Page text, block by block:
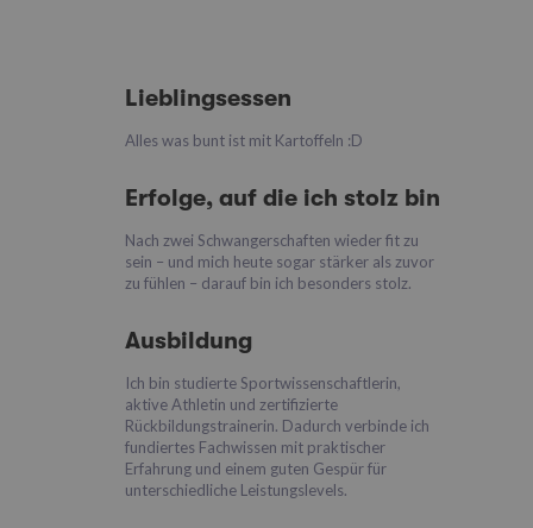
Lieblingsessen
Alles was bunt ist mit Kartoffeln :D
Erfolge, auf die ich stolz bin
Nach zwei Schwangerschaften wieder fit zu
sein – und mich heute sogar stärker als zuvor
zu fühlen – darauf bin ich besonders stolz.
Ausbildung
Ich bin studierte Sportwissenschaftlerin,
aktive Athletin und zertifizierte
Rückbildungstrainerin. Dadurch verbinde ich
fundiertes Fachwissen mit praktischer
Erfahrung und einem guten Gespür für
unterschiedliche Leistungslevels.